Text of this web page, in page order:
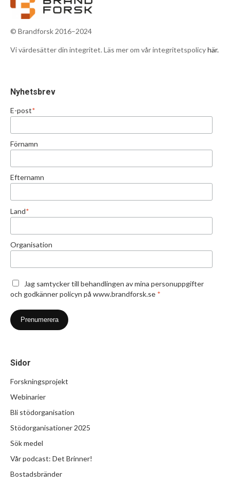
© Brandforsk 2016–2024
Vi värdesätter din integritet. Läs mer om vår integritetspolicyhär.
Nyhetsbrev
E-post*
Förnamn
Efternamn
Land*
Organisation
Jag samtycker till behandlingen av mina personuppgifter
och godkänner policyn på www.brandforsk.se *
Sidor
Forskningsprojekt
Webinarier
Bli stödorganisation
Stödorganisationer 2025
Sök medel
Vår podcast: Det Brinner!
Bostadsbränder